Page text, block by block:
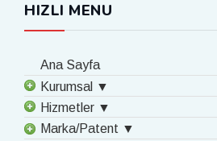
HIZLI MENU
Ana Sayfa
Kurumsal ▼
Hizmetler ▼
Marka/Patent ▼